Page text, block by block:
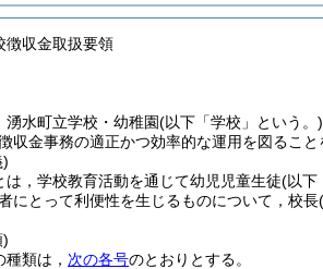
徴収金取扱要領
湧水町立学校・幼稚園(以下「学校」という。)
収金事務の適正かつ効率的な運用を図ること
)
は，学校教育活動を通じて幼児児童生徒(以下
にとって利便性を生じるものについて，校長
)
類は， 次の各号のとおりとする。